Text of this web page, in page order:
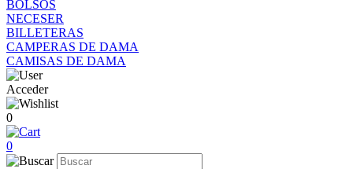
BOLSOS
NECESER
BILLETERAS
CAMPERAS DE DAMA
CAMISAS DE DAMA
Acceder
0
0